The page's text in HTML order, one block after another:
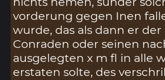
vorderung gegen Inen
wurde, das als dann er
Conraden oder seinen
ausgelegten x m fl in alle
erstaten solte, des